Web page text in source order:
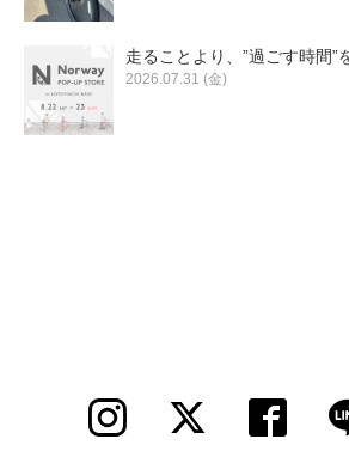
走ることより、”過ごす時間”
2026.07.31 (金)